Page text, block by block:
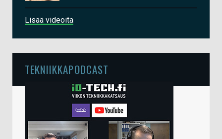
Lisää videoita
TEKNIIKKAPODCAST